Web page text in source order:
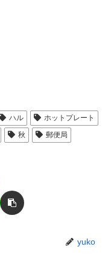
ハル
ホットプレート
秋
郵便局
yuko